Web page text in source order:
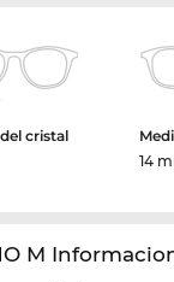
cristal
14
M